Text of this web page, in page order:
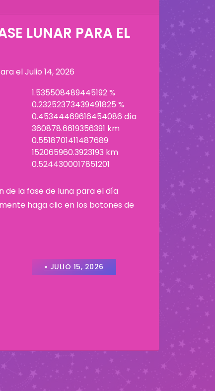
LUNAR PARA EL
elJulio 14, 2026
1.535508489445192 %
0.23252373439491825 %
0.45344469616454086 día
360878.6619356391 km
0.5518701411487689
152065960.3923193 km
0.5244300017851201
de la fase de luna para el día
haga clic en los botones de
» JULIO 15, 2026